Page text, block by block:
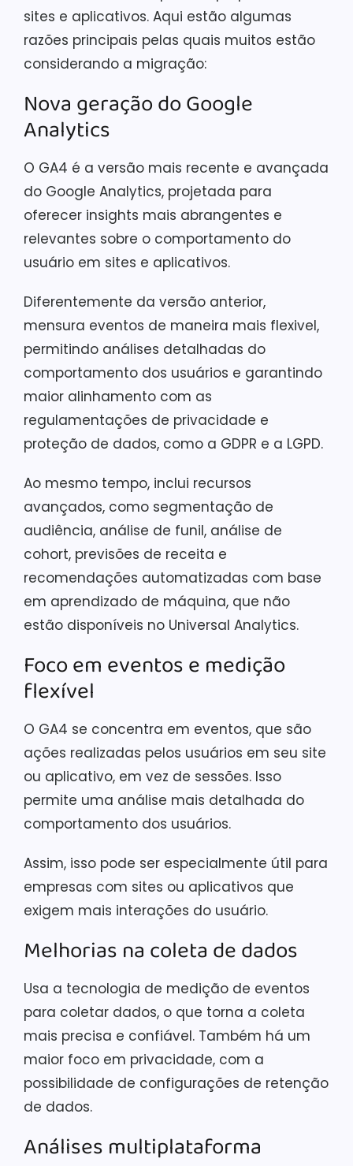
sites e aplicativos. Aqui estão algumas
razões principais pelas quais muitos estão
considerando a migração:
Nova geração do Google
Analytics
O GA4 é a versão mais recente e avançada
do Google Analytics, projetada para
oferecer insights mais abrangentes e
relevantes sobre o comportamento do
usuário em sites e aplicativos.
Diferentemente da versão anterior,
mensura eventos de maneira mais flexivel,
permitindo análises detalhadas do
comportamento dos usuários e garantindo
maior alinhamento com as
regulamentações de privacidade e
proteção de dados, como a GDPR e a LGPD.
Ao mesmo tempo, inclui recursos
avançados, como segmentação de
audiência, análise de funil, análise de
cohort, previsões de receita e
recomendações automatizadas com base
em aprendizado de máquina, que não
estão disponíveis no Universal Analytics.
Foco em eventos e medição
flexível
O GA4 se concentra em eventos, que são
ações realizadas pelos usuários em seu site
ou aplicativo, em vez de sessões. Isso
permite uma análise mais detalhada do
comportamento dos usuários.
Assim, isso pode ser especialmente útil para
empresas com sites ou aplicativos que
exigem mais interações do usuário.
Melhorias na coleta de dados
Usa a tecnologia de medição de eventos
para coletar dados, o que torna a coleta
mais precisa e confiável. Também há um
maior foco em privacidade, com a
possibilidade de configurações de retenção
de dados.
Análises multiplataforma